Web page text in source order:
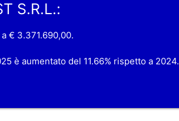
S.R.L.:
€ 3.371.690,00.
è aumentato del 11.66% rispetto a 2024.